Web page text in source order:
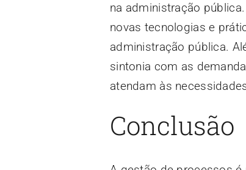
na administração
novas tecnologias e
administração pública.
sintonia com as
atendam às
Conclusão